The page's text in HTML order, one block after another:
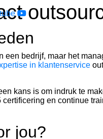
een bedrijf, maar het
in klantenservice
kans is om indruk te
en continue
jou?